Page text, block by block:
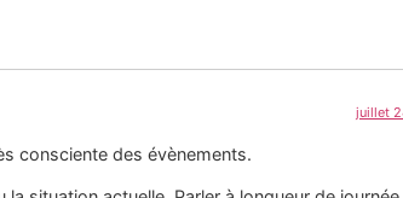
juillet
consciente des évènements.